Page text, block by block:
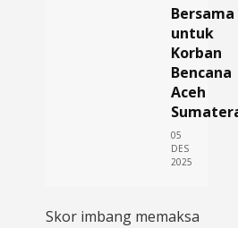
Bersama
untuk
Korban
Bencana
Aceh
05
DES
2025
Skor imbang memaksa